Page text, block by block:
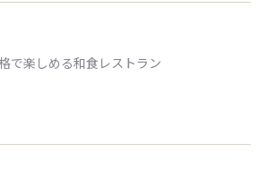
で楽しめる和食レストラン